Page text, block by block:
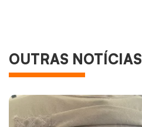
OUTRAS NOTÍCIAS